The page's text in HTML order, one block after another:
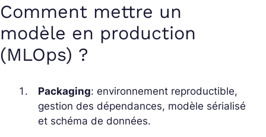
Comment mettre un
modèle en production
(MLOps) ?
Packaging: environnement reproductible,
gestion des dépendances, modèle sérialisé
et schéma de données.